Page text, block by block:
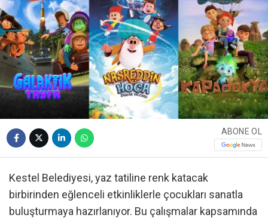
ABONE OL
Kestel Belediyesi, yaz tatiline renk katacak
birbirinden eğlenceli etkinliklerle çocukları sanatla
buluşturmaya hazırlanıyor. Bu çalışmalar kapsamında